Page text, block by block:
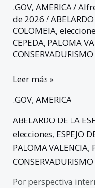
.GOV,AMERICA/
de 2026/
COLOMBIA,
CEPEDA, PALOMA
CONSERVADURISMO
Leer más »
.GOV,AMERICA
ABELARDO DE LA
elecciones, ESPEJO
PALOMA VALENCIA,
CONSERVADURISMO
Por perspectiva